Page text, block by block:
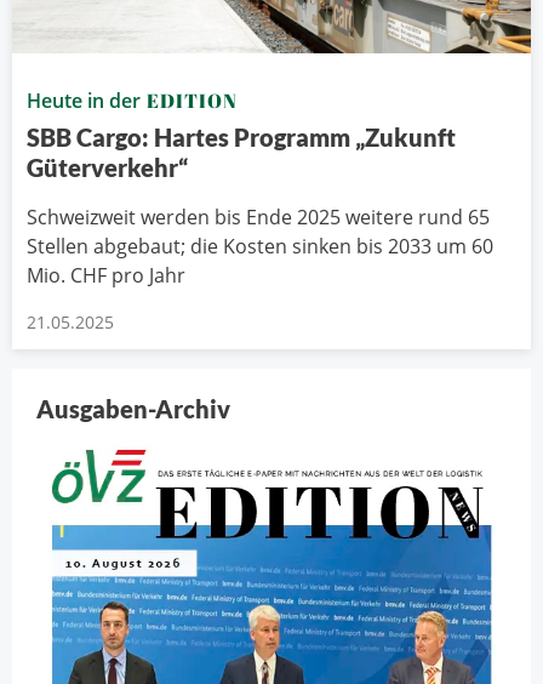
Heute in der EDITION
SBB Cargo: Hartes Programm „Zukunft
Güterverkehr“
Schweizweit werden bis Ende 2025 weitere rund 65
Stellen abgebaut; die Kosten sinken bis 2033 um 60
Mio. CHF pro Jahr
21.05.2025
Ausgaben-Archiv